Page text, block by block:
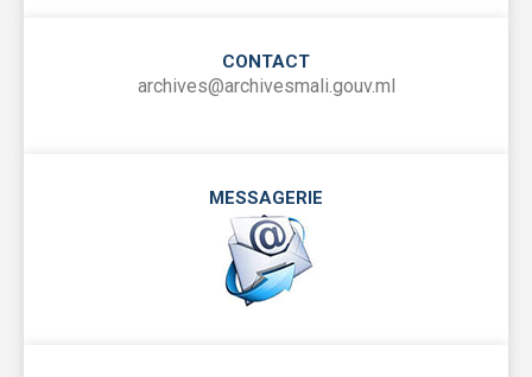
CONTACT
archives@archivesmali.gouv.ml
MESSAGERIE